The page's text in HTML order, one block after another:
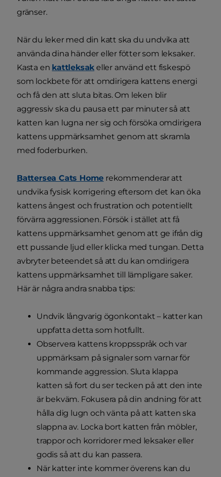
gränser.
När du leker med din katt ska du undvika att
använda dina händer eller fötter som leksaker.
Kasta en kattleksakeller använd ett fiskespö
som lockbete för att omdirigera kattens energi
och få den att sluta bitas. Om leken blir
aggressiv ska du pausa ett par minuter så att
katten kan lugna ner sig och försöka omdirigera
kattens uppmärksamhet genom att skramla
med foderburken.
Battersea Cats Home rekommenderar att
undvika fysisk korrigering eftersom det kan öka
kattens ångest och frustration och potentiellt
förvärra aggressionen. Försök i stället att få
kattens uppmärksamhet genom att ge ifrån dig
ett pussande ljud eller klicka med tungan. Detta
avbryter beteendet så att du kan omdirigera
kattens uppmärksamhet till lämpligare saker.
Här är några andra snabba tips:
Undvik långvarig ögonkontakt – katter kan
uppfatta detta som hotfullt.
Observera kattens kroppsspråk och var
uppmärksam på signaler som varnar för
kommande aggression. Sluta klappa
katten så fort du ser tecken på att den inte
är bekväm. Fokusera på din andning för att
hålla dig lugn och vänta på att katten ska
slappna av. Locka bort katten från möbler,
trappor och korridorer med leksaker eller
godis så att du kan passera.
När katter inte kommer överens kan du